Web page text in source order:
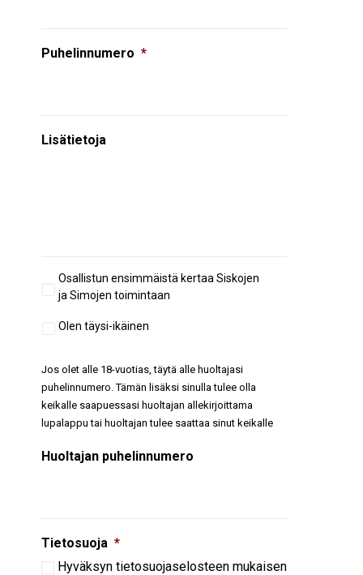
Puhelinnumero *
Lisätietoja
Aiempi
osallistuminen
Osallistun ensimmäistä kertaa Siskojen
ja Simojen toimintaan
Täysi-
Olen täysi-ikäinen
Jos olet alle 18-vuotias, täytä alle huoltajasi
puhelinnumero. Tämän lisäksi sinulla tulee olla
keikalle saapuessasi huoltajan allekirjoittama
lupalappu tai huoltajan tulee saattaa sinut keikalle
Huoltajan puhelinnumero
Tietosuoja *
Hyväksyn tietosuojaselosteen mukaisen